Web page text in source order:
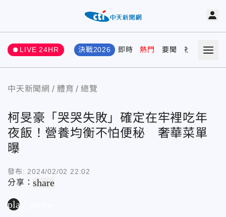
LIVE 24HR 決戰2026 即時 熱門 要聞 社會 娛樂
中天新聞網 體育 總覽
柯旻豪「哭哭失敗」確定在牢裡吃年
夜飯！營養均衡不怕便秘 奢華菜單
曝
發布: 2024/02/02 22:02
分享：share
play_arrow